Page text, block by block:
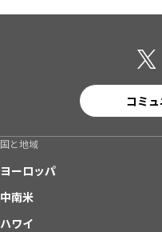
コミ
国と地域
ヨーロッパ
中南米
ハワイ